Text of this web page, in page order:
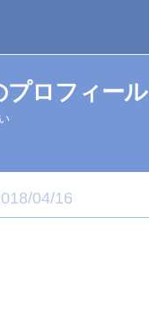
プロフィール
04/16